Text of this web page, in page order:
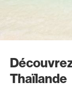
Thaïlande